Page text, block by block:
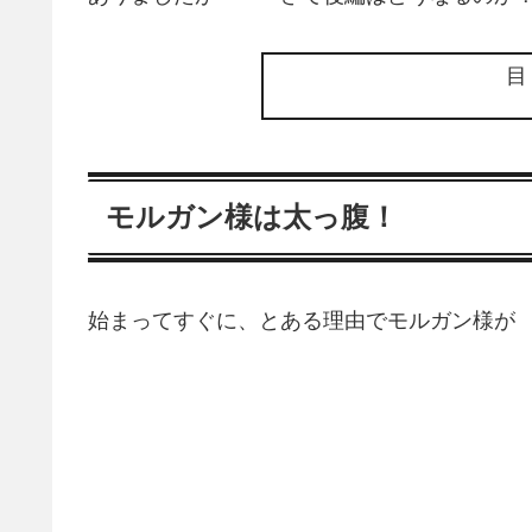
モルガン様は太っ腹！
始まってすぐに、とある理由でモルガン様が